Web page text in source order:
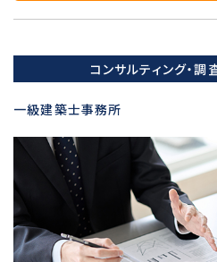
コンサルティング・調
一級建築士事務所